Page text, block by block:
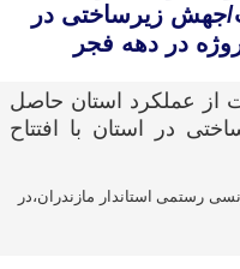
زیرساختی در
رستمی استاندار مازندران،در